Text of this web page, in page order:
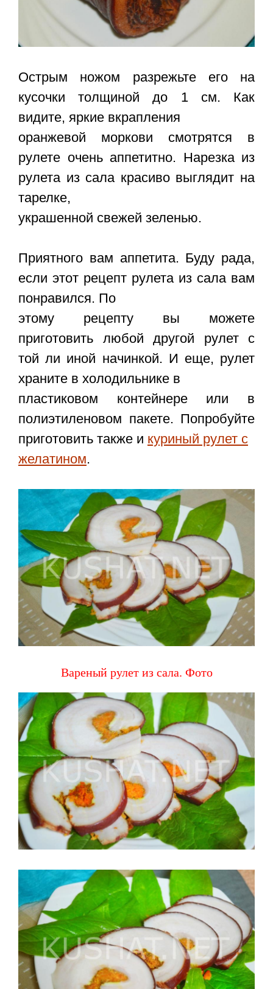
Острым ножом разрежьте его на
кусочки толщиной до 1 см. Как
видите, яркие вкрапления
оранжевой моркови смотрятся в
рулете очень аппетитно. Нарезка из
рулета из сала красиво выглядит на
тарелке,
украшенной свежей зеленью.
Приятного вам аппетита. Буду рада,
если этот рецепт рулета из сала вам
понравился. По
этому рецепту вы можете
приготовить любой другой рулет с
той ли иной начинкой. И еще, рулет
храните в холодильнике в
пластиковом контейнере или в
полиэтиленовом пакете. Попробуйте
приготовить также и куриный рулет с
желатином.
Вареный рулет из сала. Фото